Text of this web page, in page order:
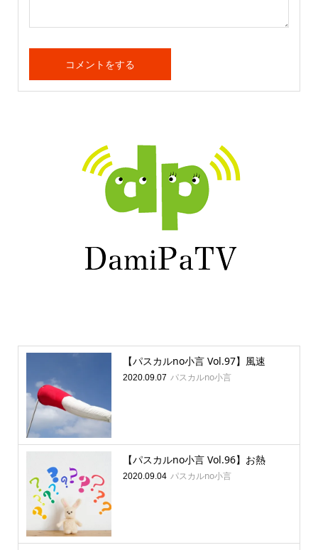
【パスカルno小言 Vol.97】風速
2020.09.07 パスカルno小言
【パスカルno小言 Vol.96】お熱
2020.09.04 パスカルno小言